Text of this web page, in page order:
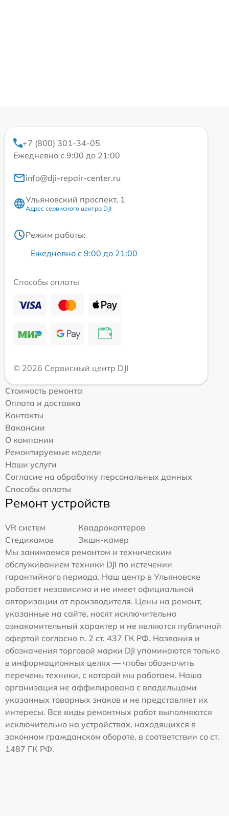
+7 (800) 301-34-05
Ежедневно с 9:00 до 21:00
info@dji-repair-center.ru
Ульяновский проспект, 1
Адрес сервисного центра DJI
Режим работы:
Ежедневно с 9:00 до 21:00
Способы оплаты
© 2026 Сервисный центр DJI
Стоимость ремонта
Оплата и доставка
Контакты
Вакансии
О компании
Ремонтируемые модели
Наши услуги
Согласие на обработку персональных данных
Способы оплаты
Ремонт устройств
VR систем
Квадрокоптеров
Стедикамов
Экшн-камер
Мы занимаемся ремонтом и техническим
обслуживанием техники DJI по истечении
гарантийного периода. Наш центр в Ульяновске
работает независимо и не имеет официальной
авторизации от производителя. Цены на ремонт,
указанные на сайте, носят исключительно
ознакомительный характер и не являются публичной
офертой согласно п. 2 ст. 437 ГК РФ. Названия и
обозначения торговой марки DJI упоминаются только
в информационных целях — чтобы обозначить
перечень техники, с которой мы работаем. Наша
организация не аффилирована с владельцами
указанных товарных знаков и не представляет их
интересы. Все виды ремонтных работ выполняются
исключительно на устройствах, находящихся в
законном гражданском обороте, в соответствии со ст.
1487 ГК РФ.